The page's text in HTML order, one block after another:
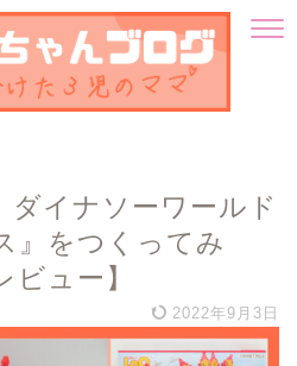
イナソーワールド
』をつくってみ
ュー】
2022年9月3日